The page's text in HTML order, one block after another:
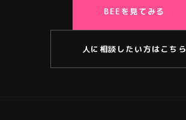
BEEを見てみる
人に相談したい方はこちら